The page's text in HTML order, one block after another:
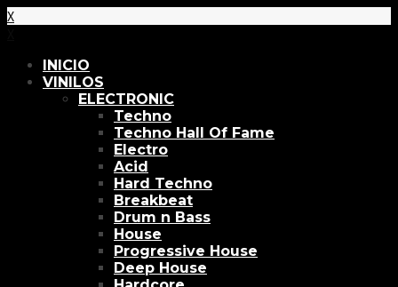
X
INICIO
VINILOS
ELECTRONIC
Techno
Techno Hall Of Fame
Electro
Acid
Hard Techno
Breakbeat
Drum n Bass
House
Progressive House
Deep House